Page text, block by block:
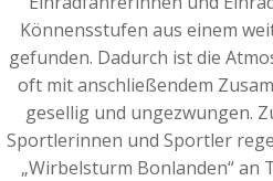
Könnensstufen aus einem
gefunden. Dadurch ist die
oft mit anschließendem
gesellig und ungezwungen.
Sportlerinnen und Sportler
„Wirbelsturm Bonlanden“ an